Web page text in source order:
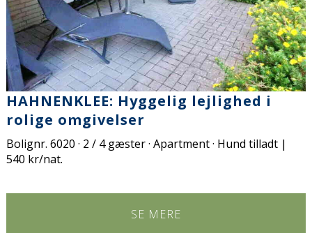
HAHNENKLEE: Hyggelig lejlighed i
rolige omgivelser
Bolignr. 6020 · 2 / 4 gæster · Apartment · Hund tilladt |
540 kr/nat.
SE MERE